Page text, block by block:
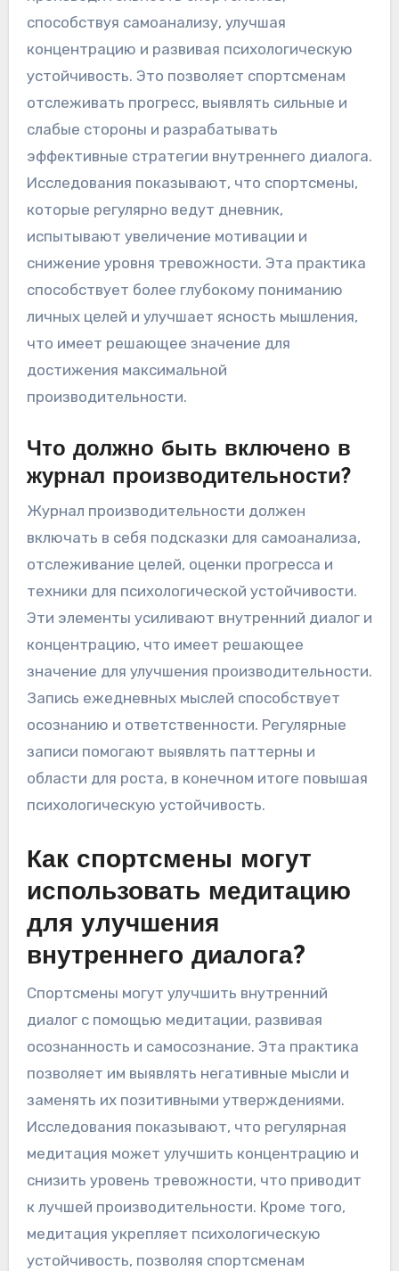
Каковы преимущества
ведения дневника для
спортсменов?
Ведение дневника улучшает
производительность спортсменов,
способствуя самоанализу, улучшая
концентрацию и развивая психологическую
устойчивость. Это позволяет спортсменам
отслеживать прогресс, выявлять сильные и
слабые стороны и разрабатывать
эффективные стратегии внутреннего диалога.
Исследования показывают, что спортсмены,
которые регулярно ведут дневник,
испытывают увеличение мотивации и
способствует более глубокому пониманию
личных целей и улучшает ясность мышления,
достижения максимальной
Что должно быть включено в
журнал производительности?
Журнал производительности должен
включать в себя подсказки для самоанализа,
отслеживание целей, оценки прогресса и
техники для психологической устойчивости.
Эти элементы усиливают внутренний диалог и
концентрацию, что имеет решающее
Запись ежедневных мыслей способствует
записи помогают выявлять паттерны и
области для роста, в конечном итоге повышая
психологическую устойчивость.
Как спортсмены могут
использовать медитацию
для улучшения
внутреннего диалога?
Спортсмены могут улучшить внутренний
диалог с помощью медитации, развивая
осознанность и самосознание. Эта практика
позволяет им выявлять негативные мысли и
заменять их позитивными утверждениями.